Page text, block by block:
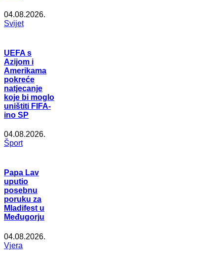
04.08.2026.
Svijet
UEFA s
Azijom i
Amerikama
pokreće
natjecanje
koje bi moglo
uništiti FIFA-
ino SP
04.08.2026.
Šport
Papa Lav
uputio
posebnu
poruku za
Mladifest u
Međugorju
04.08.2026.
Vjera